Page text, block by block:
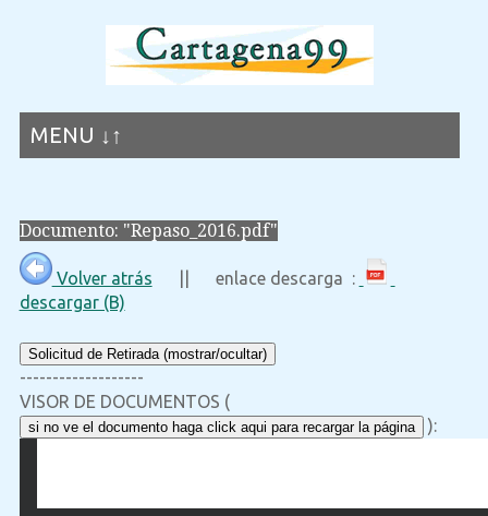
MENU ↓↑
Documento: "Repaso_2016.pdf"
Volver atrás || enlace descarga :
descargar (B)
Solicitud de Retirada (mostrar/ocultar)
-------------------
VISOR DE DOCUMENTOS (
si no ve el documento haga click aqui para recargar la página ):